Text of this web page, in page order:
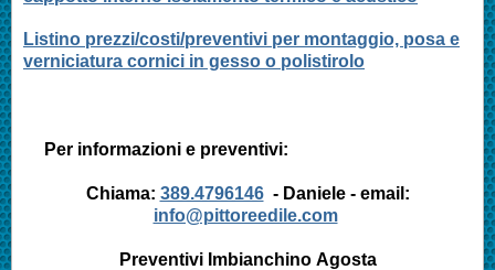
Listino prezzi/costi/preventivi per montaggio, posa e
verniciatura cornici in gesso o polistirolo
Per informazioni e preventivi:
Chiama: 389.4796146- Daniele - email:
info@pittoreedile.com
Preventivi Imbianchino Agosta